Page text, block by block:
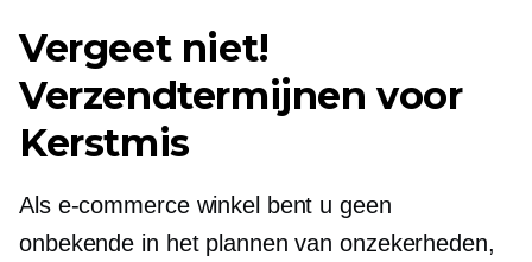
Vergeet niet!
Verzendtermijnen voor
Kerstmis
Als e-commerce winkel bent u geen
onbekende in het plannen van onzekerheden,